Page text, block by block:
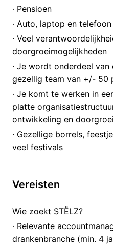
· Pensioen
· Auto, laptop en
· Veel
doorgroeimogelijkheden
· Je wordt onderdeel
gezellig team van +/- 50
· Je komt te werken in
platte
ontwikkeling en
· Gezellige borrels,
veel festivals
Vereisten
Wie zoekt STËLZ?
· Relevante
drankenbranche (min. 4